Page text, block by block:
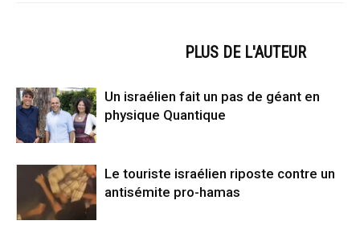
PLUS DE L'AUTEUR
Un israélien fait un pas de géant en
physique Quantique
Le touriste israélien riposte contre un
antisémite pro-hamas